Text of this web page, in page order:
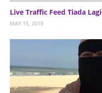
Live Traffic Feed Tiada Lagi
MAY 15, 2018